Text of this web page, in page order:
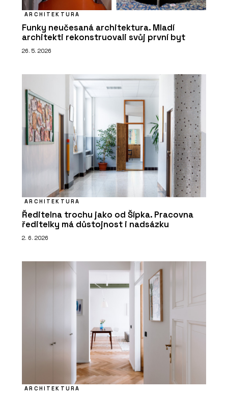
ARCHITEKTURA
Funky neučesaná architektura. Mladí
architekti rekonstruovali svůj první byt
26. 5. 2026
ARCHITEKTURA
Ředitelna trochu jako od Šípka. Pracovna
ředitelky má důstojnost i nadsázku
2. 6. 2026
ARCHITEKTURA